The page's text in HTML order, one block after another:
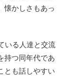
懐かしさもあっ
いる人達と交流
持つ同年代であ
とも話しやすい